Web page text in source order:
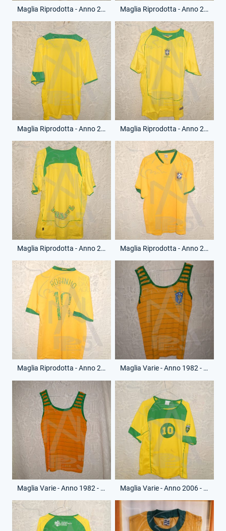
Maglia Riprodotta - Anno 2004 - Ronaldo - 9 - (Retro) Maglia Riprodotta - Anno 2006 - Senza Numero - (Fronte)
Maglia Riprodotta - Anno 2006 - Senza Numero - (Retro) Maglia Riprodotta - Anno 2006 - Senza Numero - (Fronte)
Maglia Riprodotta - Anno 2006 - Senza Numero - (Retro) Maglia Riprodotta - Anno 2006 - Robinho - 18 - (Fronte)
Maglia Riprodotta - Anno 2006 - Robinho - 18 - (Retro) Maglia Varie - Anno 1982 - (Fronte)
Maglia Varie - Anno 1982 - (Retro) Maglia Varie - Anno 2006 - Fifa World Cup Germany - (Fronte)